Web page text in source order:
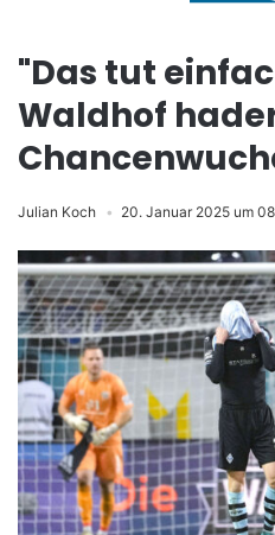
"Das tut
Waldhof
Julian Koch 20. Januar 2025 um